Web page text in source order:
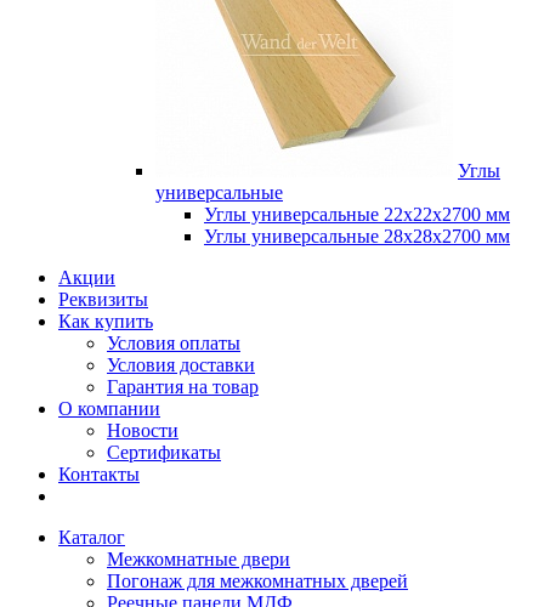
Углы
универсальные
Углы универсальные 22х22х2700 мм
Углы универсальные 28х28х2700 мм
Акции
Реквизиты
Как купить
Условия оплаты
Условия доставки
Гарантия на товар
О компании
Новости
Сертификаты
Контакты
Каталог
Межкомнатные двери
Погонаж для межкомнатных дверей
Реечные панели МДФ